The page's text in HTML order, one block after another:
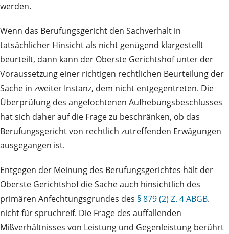
werden.
Wenn das Berufungsgericht den Sachverhalt in
tatsächlicher Hinsicht als nicht genügend klargestellt
beurteilt, dann kann der Oberste Gerichtshof unter der
Voraussetzung einer richtigen rechtlichen Beurteilung der
Sache in zweiter Instanz, dem nicht entgegentreten. Die
Überprüfung des angefochtenen Aufhebungsbeschlusses
hat sich daher auf die Frage zu beschränken, ob das
Berufungsgericht von rechtlich zutreffenden Erwägungen
ausgegangen ist.
Entgegen der Meinung des Berufungsgerichtes hält der
Oberste Gerichtshof die Sache auch hinsichtlich des
primären Anfechtungsgrundes des § 879 (2) Z. 4 ABGB.
nicht für spruchreif. Die Frage des auffallenden
Mißverhältnisses von Leistung und Gegenleistung berührt